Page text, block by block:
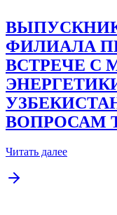
ФИЛИАЛА
ВСТРЕЧЕ С
ВОПРОСАМ
Читать далее